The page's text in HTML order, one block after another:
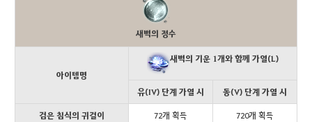
새벽의 정수
아이템명
새벽의 기운 1개와 함께 가열(L)
유(IV) 단계 가열 시 동(V) 단계 가열 시
검은 침식의 귀걸이 72개 획득 720개 획득